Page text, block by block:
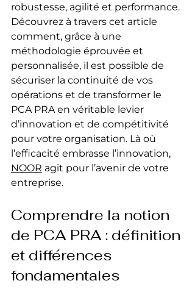
robustesse, agilité et performance.
Découvrez à travers cet article
comment, grâce à une
méthodologie éprouvée et
personnalisée, il est possible de
sécuriser la continuité de vos
opérations et de transformer le
PCA PRA en véritable levier
d’innovation et de compétitivité
pour votre organisation. Là où
l’efficacité embrasse l’innovation,
NOOR agit pour l’avenir de votre
entreprise.
Comprendre la notion
de PCA PRA : définition
et différences
fondamentales